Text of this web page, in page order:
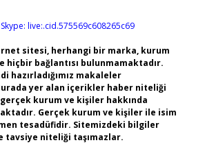
Skype: live:.cid.575569c608265c69
sitesi, herhangi bir marka, kurum
hiçbir bağlantısı bulunmamaktadır.
hazırladığımız makaleler
yer alan içerikler haber niteliği
kurum ve kişiler hakkında
Gerçek kurum ve kişiler ile isim
tesadüfidir. Sitemizdeki bilgiler
tavsiye niteliği taşımazlar.